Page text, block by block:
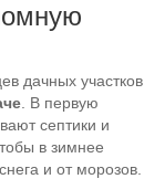
дачных участков
. В первую
септики и
в зимнее
и от морозов.